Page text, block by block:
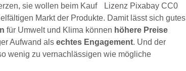
Lizenz Pixabay CC0
sie wollen beim Kauf
Markt der Produkte. Damit lässt sich gutes
für Umwelt und Klima können höhere Preise
Aufwand alsechtes Engagement. Und der
wenig zu vernachlässigen wie mögliche